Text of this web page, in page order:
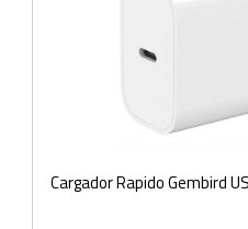
Cargador Rapido Gembird